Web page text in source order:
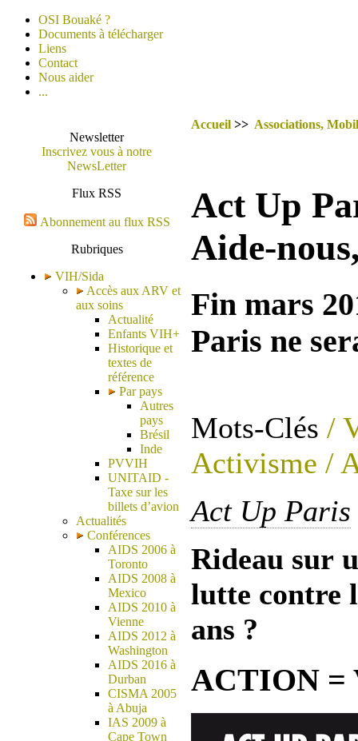
OSI Bouaké ?
Documents à télécharger
Liens
Contact
Nous aider
...
Newsletter
Inscrivez vous à notre
NewsLetter
Flux RSS
Abonnement au flux RSS
Rubriques
VIH/Sida
Accès aux ARV et
aux soins
Actualité
Enfants VIH+
Historique et
textes de
référence
Par pays
Autres
pays
Brésil
Inde
PVVIH
UNITAID -
Taxe sur les
billets d’avion
Actualités
Conférences
AIDS 2006 à
Toronto
AIDS 2008 à
Mexico
AIDS 2010 à
Vienne
AIDS 2012 à
Washington
AIDS 2016 à
Durban
CISMA 2005
à Abuja
IAS 2009 à
Cape Town
Accueil >> Associations,
Act Up
Aide-
Fin mars
Paris ne
Mots-Clés /
Activisme /
Act Up Paris
Rideau sur
lutte contre
ans ?
ACTION =